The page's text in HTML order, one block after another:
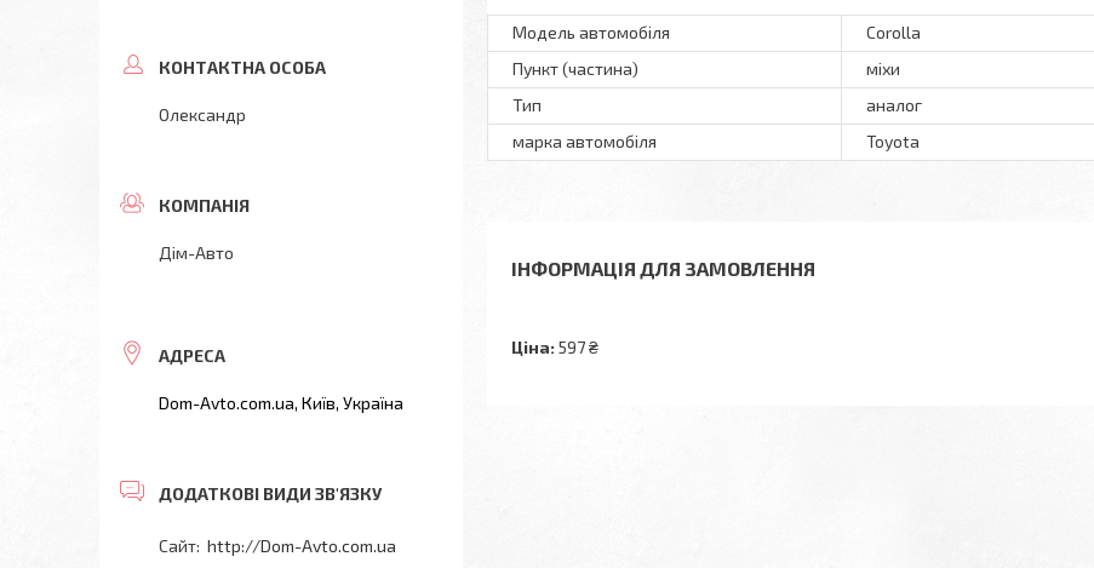
Модель автомобіля
Corolla
Пункт (частина)
міхи
Тип
аналог
марка автомобіля
Toyota
ІНФОРМАЦІЯ ДЛЯ ЗАМОВЛЕННЯ
Ціна: 597 ₴
Олександр
Дім-Авто
Dom-Avto.com.ua, Київ, Україна
http://Dom-Avto.com.ua